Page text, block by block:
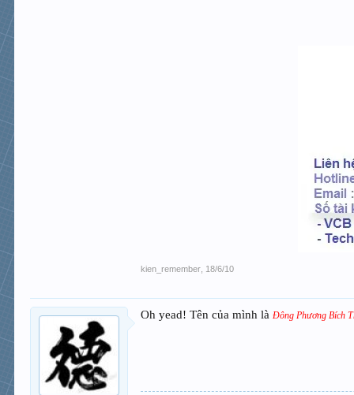
kien_remember 18/6/10
Oh yead! Tên của mình làĐông Phương Bích